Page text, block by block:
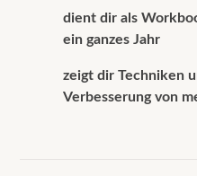
dient dir als
ein ganzes Jahr
zeigt dir Techniken
Verbesserung von